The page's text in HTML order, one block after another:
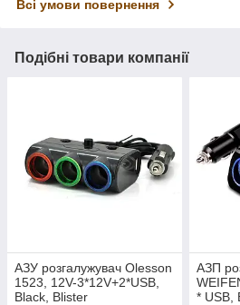
Всі умови повернення
Подібні товари компанії
АЗУ розгалужувач Olesson
1523, 12V-3*12V+2*USB,
Black, Blister
АЗП
* USB,